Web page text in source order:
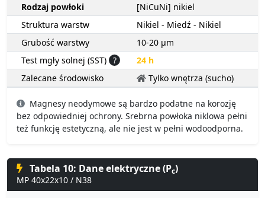
Rodzaj powłoki
[NiCuNi] nikiel
Struktura warstw
Nikiel - Miedź - Nikiel
Grubość warstwy
10-20 µm
Test mgły solnej (SST) ?
24 h
Zalecane środowisko
Tylko wnętrza (sucho)
Magnesy neodymowe są bardzo podatne na korozję
bez odpowiedniej ochrony. Srebrna powłoka niklowa pełni
też funkcję estetyczną, ale nie jest w pełni wodoodporna.
Tabela 10: Dane elektryczne (Pc)
MP 40x22x10 / N38